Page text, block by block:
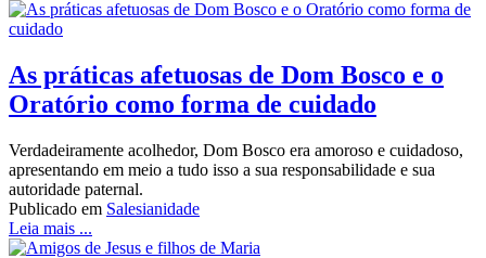
As práticas afetuosas de Dom Bosco e o
Oratório como forma de cuidado
Verdadeiramente acolhedor, Dom Bosco era amoroso e cuidadoso,
apresentando em meio a tudo isso a sua responsabilidade e sua
autoridade paternal.
Publicado em Salesianidade
Leia mais ...